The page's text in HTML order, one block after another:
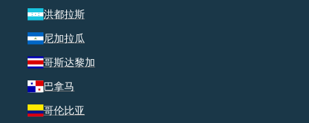
洪都拉斯
尼加拉瓜
哥斯达黎加
巴拿马
哥伦比亚